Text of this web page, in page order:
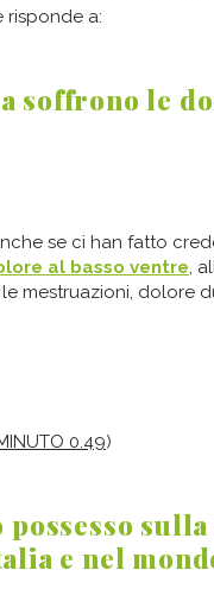
risponde a:
soffrono le
se ci han fatto
al basso ventre ,
mestruazioni, dolore
0.49)
e nel